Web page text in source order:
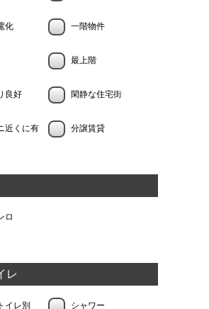
化 一階物件
最上階
良好 閑静な住宅街
近くに有 分譲賃貸
ロ
レ
イレ別 シャワー